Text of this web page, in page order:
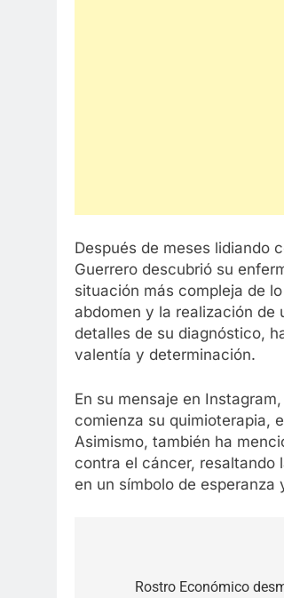
Después de meses lidiando
Guerrero descubrió su
situación más compleja de
abdomen y la realización de
detalles de su diagnóstico,
valentía y determinación.
En su mensaje en
comienza su quimioterapia,
Asimismo, también ha
contra el cáncer, resaltando
en un símbolo de
navigation
Rostro Económico